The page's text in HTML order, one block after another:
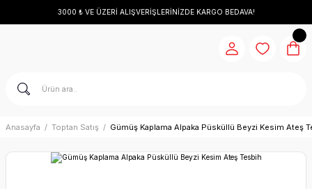
3000 ₺ VE ÜZERİ ALIŞVERİŞLERİNİZDE KARGO BEDAVA!
Anasayfa Toptan Satış Gümüş Kaplama Alpaka Püsküllü Beyzi Kesim Ateş